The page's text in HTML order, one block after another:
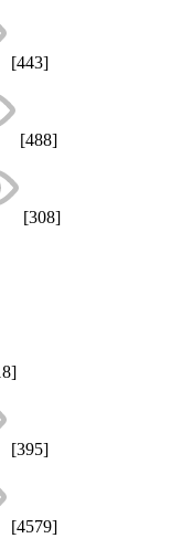
[443]
[488]
[308]
[395]
[4579]